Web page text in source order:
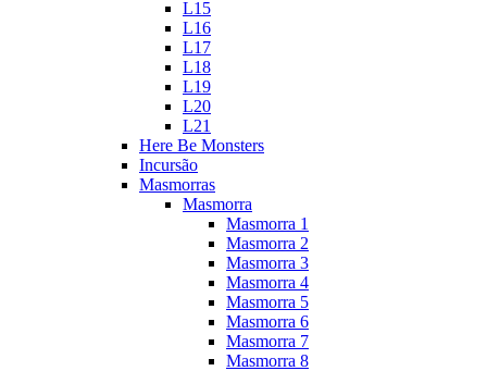
L15
L16
L17
L18
L19
L20
L21
Here Be Monsters
Incursão
Masmorras
Masmorra
Masmorra 1
Masmorra 2
Masmorra 3
Masmorra 4
Masmorra 5
Masmorra 6
Masmorra 7
Masmorra 8